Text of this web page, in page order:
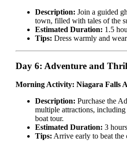
Description: Join a guided
town, filled with tales of the
Estimated Duration: 1.5
Tips: Dress warmly and
Day 6: Adventure and
Morning Activity: Niagara Falls
Description: Purchase the
multiple attractions,
boat tour.
Estimated Duration: 3 hours
Tips: Arrive early to beat the